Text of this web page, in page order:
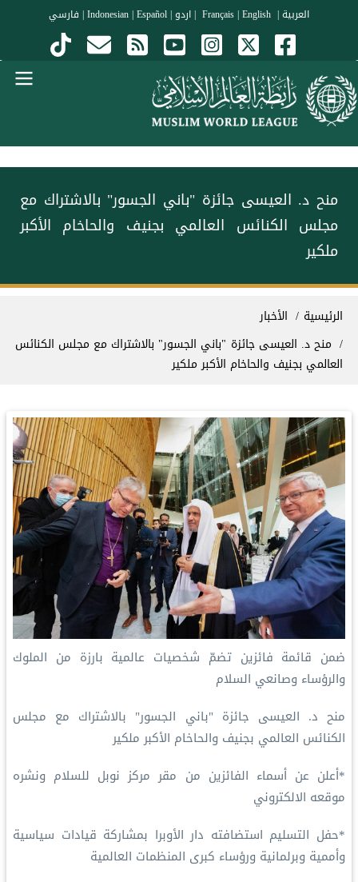
تجاوز إلى المحتوى الرئيسي
العربية|
|English
| اردو|
Indonesian |Español
| فارسي
منح د. العيسى جائزة "باني الجسور" بالاشتراك مع
مجلس الكنائس العالمي بجنيف والحاخام الأكبر
ملكير
مسار التنقل
الرئيسية
الأخبار
منح د. العيسى جائزة "باني الجسور" بالاشتراك مع مجلس الكنائس
العالمي بجنيف والحاخام الأكبر ملكير
ضمن قائمة فائزين تضمّ شخصيات عالمية بارزة من الملوك
والرؤساء وصانعي السلام
منح د. العيسى جائزة "باني الجسور" بالاشتراك مع مجلس
الكنائس العالمي بجنيف والحاخام الأكبر ملكير
*أعلن عن أسماء الفائزين من مقر مركز نوبل للسلام ونشره
موقعه الالكتروني
*حفل التسليم استضافته دار الأوبرا بمشاركة قيادات سياسية
وأممية وبرلمانية ورؤساء كبرى المنظمات العالمية